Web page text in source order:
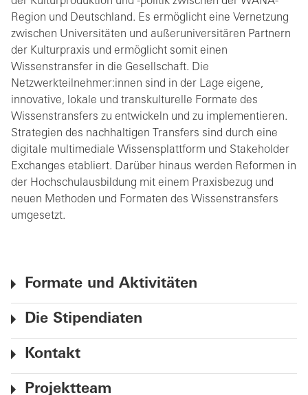
Region und Deutschland. Es ermöglicht eine Vernetzung
zwischen Universitäten und außeruniversitären Partnern
der Kulturpraxis und ermöglicht somit einen
Wissenstransfer in die Gesellschaft. Die
Netzwerkteilnehmer:innen sind in der Lage eigene,
innovative, lokale und transkulturelle Formate des
Wissenstransfers zu entwickeln und zu implementieren.
Strategien des nachhaltigen Transfers sind durch eine
digitale multimediale Wissensplattform und Stakeholder
Exchanges etabliert. Darüber hinaus werden Reformen in
der Hochschulausbildung mit einem Praxisbezug und
neuen Methoden und Formaten des Wissenstransfers
umgesetzt.
Formate und Aktivitäten
Die Stipendiaten
Kontakt
Projektteam